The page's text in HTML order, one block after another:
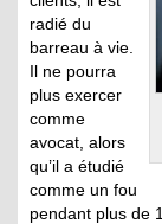
radié du
barreau à vie.
Il ne pourra
plus exercer
comme
avocat, alors
qu’il a étudié
comme un fou
pendant plus de